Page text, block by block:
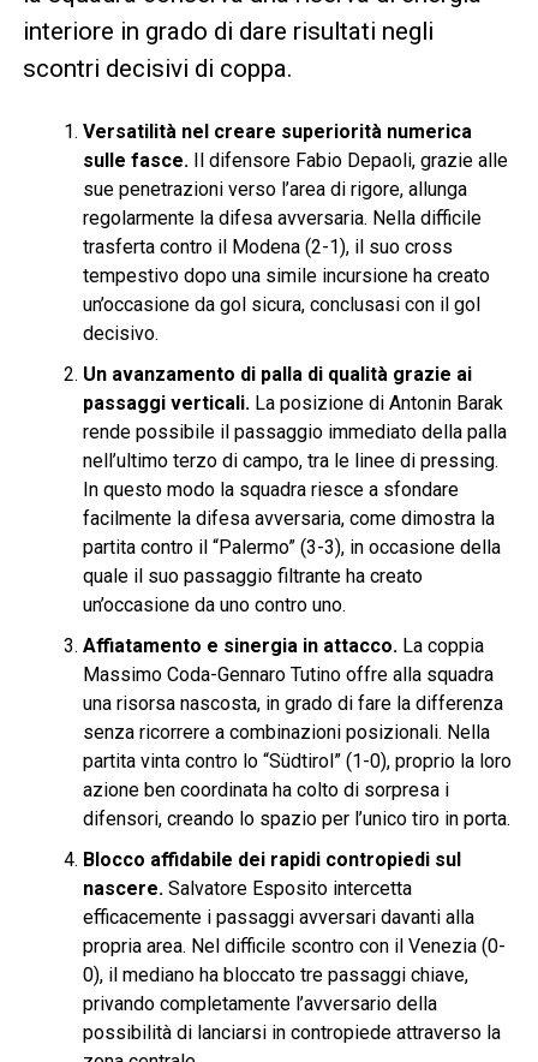
interiore in grado di dare risultati negli
scontri decisivi di coppa.
Versatilità nel creare superiorità numerica
sulle fasce.Il difensore Fabio Depaoli, grazie alle
sue penetrazioni verso l’area di rigore, allunga
regolarmente la difesa avversaria. Nella difficile
trasferta contro il Modena (2-1), il suo cross
tempestivo dopo una simile incursione ha creato
un’occasione da gol sicura, conclusasi con il gol
decisivo.
Un avanzamento di palla di qualità grazie ai
passaggi verticali.La posizione di Antonin Barak
rende possibile il passaggio immediato della palla
nell’ultimo terzo di campo, tra le linee di pressing.
In questo modo la squadra riesce a sfondare
facilmente la difesa avversaria, come dimostra la
partita contro il “Palermo” (3-3), in occasione della
quale il suo passaggio filtrante ha creato
un’occasione da uno contro uno.
Affiatamento e sinergia in attacco.La coppia
Massimo Coda-Gennaro Tutino offre alla squadra
una risorsa nascosta, in grado di fare la differenza
senza ricorrere a combinazioni posizionali. Nella
partita vinta contro lo “Südtirol” (1-0), proprio la loro
azione ben coordinata ha colto di sorpresa i
difensori, creando lo spazio per l’unico tiro in porta.
Blocco affidabile dei rapidi contropiedi sul
nascere.Salvatore Esposito intercetta
efficacemente i passaggi avversari davanti alla
propria area. Nel difficile scontro con il Venezia (0-
0), il mediano ha bloccato tre passaggi chiave,
privando completamente l’avversario della
possibilità di lanciarsi in contropiede attraverso la